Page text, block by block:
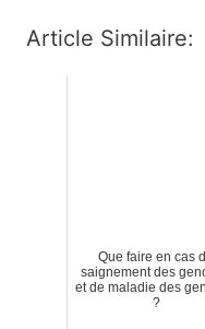
Article Similaire:
Que faire en cas
saignement des
et de maladie des
?